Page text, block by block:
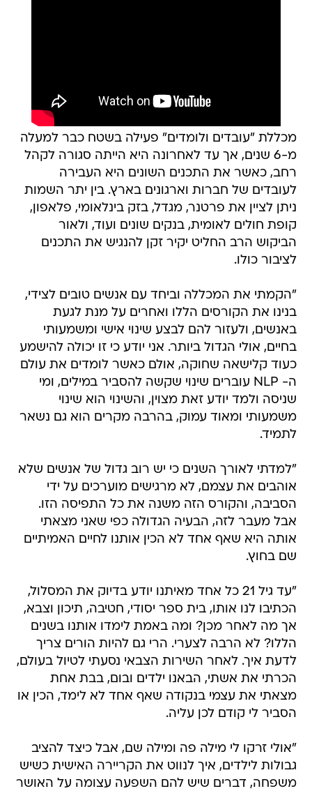
מכללת "עובדים ולומדים" פעילה בשטח כבר למעלה
מ-6 שנים, אך עד לאחרונה היא הייתה סגורה לקהל
רחב, כאשר את התכנים השונים היא העבירה
לעובדים של חברות וארגונים בארץ. בין יתר השמות
ניתן לציין את פרטנר, מגדל, בזק בינלאומי, פלאפון,
קופת חולים לאומית, בנקים שונים ועוד, ולאור
הביקוש הרב החליט יקיר זקן להנגיש את התכנים
לציבור כולו.
"הקמתי את המכללה וביחד עם אנשים טובים לצידי,
בנינו את הקורסים הללו ואחרים על מנת לגעת
באנשים, ולעזור להם לבצע שינוי אישי ומשמעותי
בחיים, אולי הגדול ביותר. אני יודע כי זו יכולה להישמע
כעוד קלישאה שחוקה, אולם כאשר לומדים את עולם
ה- NLP עוברים שינוי שקשה להסביר במילים, ומי
שניסה ולמד יודע זאת מצוין, והשינוי הוא שינוי
משמעותי ומאוד עמוק, בהרבה מקרים הוא גם נשאר
לתמיד.
"למדתי לאורך השנים כי יש רוב גדול של אנשים שלא
אוהבים את עצמם, לא מרגישים מוערכים על ידי
הסביבה, והקורס הזה משנה את כל התפיסה הזו.
אבל מעבר לזה, הבעיה הגדולה כפי שאני מצאתי
אותה היא שאף אחד לא הכין אותנו לחיים האמיתיים
שם בחוץ.
"עד גיל 21 כל אחד מאיתנו יודע בדיוק את המסלול,
הכתיבו לנו אותו, בית ספר יסודי, חטיבה, תיכון וצבא,
אך מה לאחר מכן? ומה באמת לימדו אותנו בשנים
הללו? לא הרבה לצערי. הרי גם להיות הורים צריך
לדעת איך. לאחר השירות הצבאי נסעתי לטיול בעולם,
הכרתי את אשתי, הבאנו ילדים ובום, בבת אחת
מצאתי את עצמי בנקודה שאף אחד לא לימד, הכין או
הסביר לי קודם לכן עליה.
"אולי זרקו לי מילה פה ומילה שם, אבל כיצד להציב
גבולות לילדים, איך לנווט את הקריירה האישית כשיש
משפחה, דברים שיש להם השפעה עצומה על האושר